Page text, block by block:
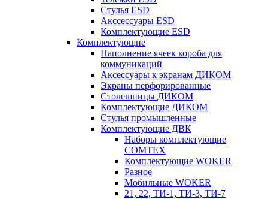
Стулья ESD
Акссессуары ESD
Комплектующие ESD
Комплектующие
Наполнение ячеек короба для
коммуникаций
Аксессуары к экранам ДИКОМ
Экраны перфорированные
Cтолешницы ДИКОМ
Комплектующие ДИКОМ
Стулья промышленные
Комплектующие ДВК
Наборы комплектующие
COMTEX
Комплектующие WOKER
Разное
Мобильные WOKER
21, 22, ТИ-1, ТИ-3, ТИ-7